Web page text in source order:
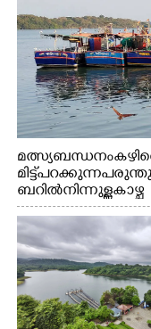
മത്സ്യബന്ധനം
മിട്ട് പറക്കുന്ന
ബറിൽ നിന്നുള്ള കാഴ്ച